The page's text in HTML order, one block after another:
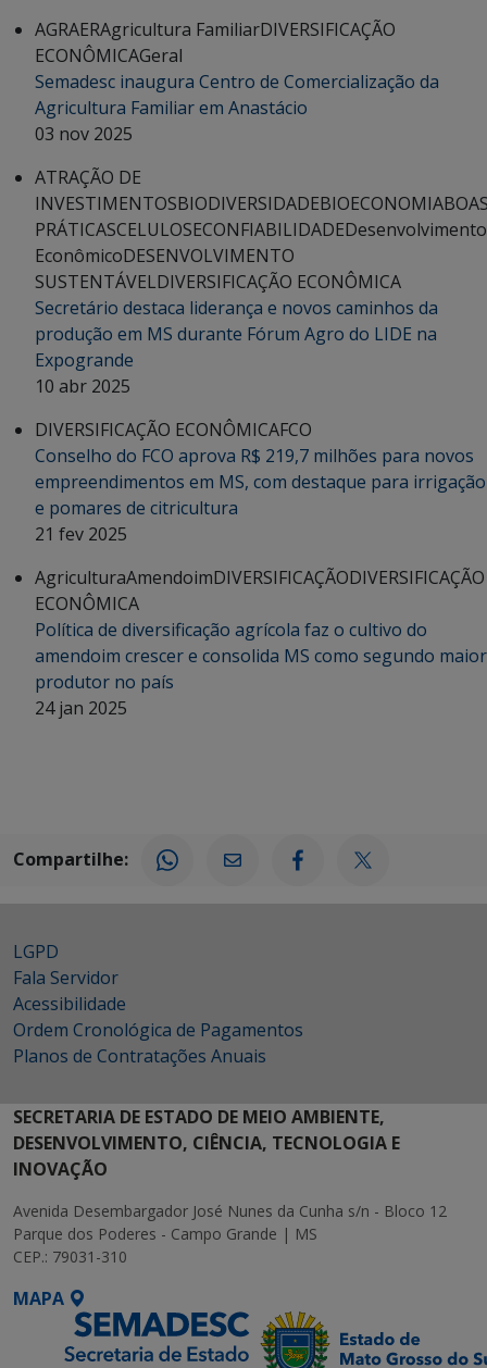
AGRAERAgricultura FamiliarDIVERSIFICAÇÃO
ECONÔMICAGeral
Semadesc inaugura Centro de Comercialização da
Agricultura Familiar em Anastácio
03 nov 2025
ATRAÇÃO DE
INVESTIMENTOSBIODIVERSIDADEBIOECONOMIA
PRÁTICASCELULOSECONFIABILIDADEDesenvolvimento
EconômicoDESENVOLVIMENTO
SUSTENTÁVELDIVERSIFICAÇÃO ECONÔMICA
Secretário destaca liderança e novos caminhos da
produção em MS durante Fórum Agro do LIDE na
Expogrande
10 abr 2025
DIVERSIFICAÇÃO ECONÔMICAFCO
Conselho do FCO aprova R$ 219,7 milhões para novos
empreendimentos em MS, com destaque para irrigação
e pomares de citricultura
21 fev 2025
AgriculturaAmendoimDIVERSIFICAÇÃODIVERSIFICAÇÃO
ECONÔMICA
Política de diversificação agrícola faz o cultivo do
amendoim crescer e consolida MS como segundo maior
produtor no país
24 jan 2025
Compartilhe:
LGPD
Fala Servidor
Acessibilidade
Ordem Cronológica de Pagamentos
Planos de Contratações Anuais
SECRETARIA DE ESTADO DE MEIO AMBIENTE,
DESENVOLVIMENTO, CIÊNCIA, TECNOLOGIA E
INOVAÇÃO
Avenida Desembargador José Nunes da Cunha s/n - Bloco 12
Parque dos Poderes - Campo Grande | MS
CEP.: 79031-310
MAPA